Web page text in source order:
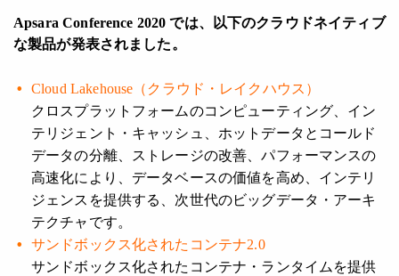
Apsara Conference 2020 では、以下のクラウドネイティブ
な製品が発表されました。
Cloud Lakehouse（クラウド・レイクハウス）
クロスプラットフォームのコンピューティング、イン
テリジェント・キャッシュ、ホットデータとコールド
データの分離、ストレージの改善、パフォーマンスの
高速化により、データベースの価値を高め、インテリ
ジェンスを提供する、次世代のビッグデータ・アーキ
テクチャです。
サンドボックス化されたコンテナ2.0
サンドボックス化されたコンテナ・ランタイムを提供